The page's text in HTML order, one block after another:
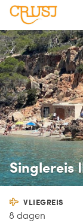
Singlereis
VLIEGREIS
8 dagen